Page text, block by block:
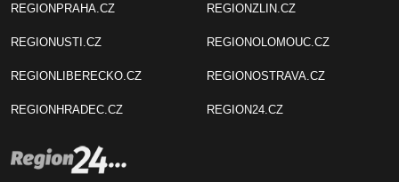
REGIONPRAHA.CZ
REGIONUSTI.CZ
REGIONLIBERECKO.CZ
REGIONHRADEC.CZ
REGIONZLIN.CZ
REGIONOLOMOUC.CZ
REGIONOSTRAVA.CZ
REGION24.CZ